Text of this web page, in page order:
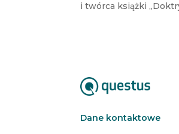
i twórca książki
Dane kontaktowe